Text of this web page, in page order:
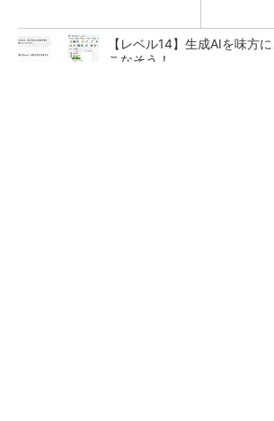
【レベル14】生成AIを味方
こなそう！